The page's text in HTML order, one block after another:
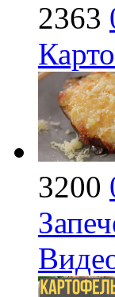
2363
3200